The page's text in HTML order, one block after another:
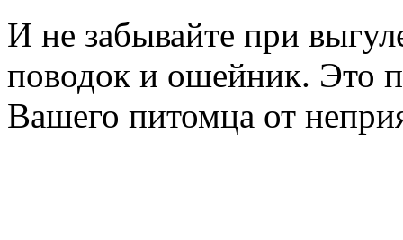
И не забывайте при
поводок и ошейник. Это
Вашего питомца от